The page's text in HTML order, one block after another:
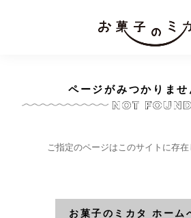
ページがみつかりませ
ご指定のページはこのサイトに存在
お菓子のミカタ ホーム